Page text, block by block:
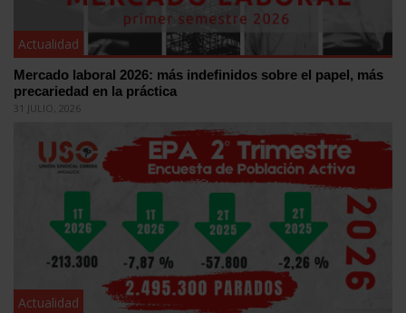
Actualidad
Mercado laboral 2026: más indefinidos sobre el papel, más
precariedad en la práctica
31 JULIO, 2026
Actualidad